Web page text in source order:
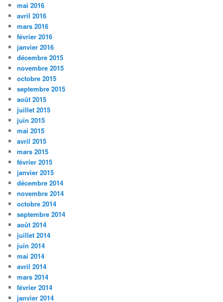
mai 2016
avril 2016
mars 2016
février 2016
janvier 2016
décembre 2015
novembre 2015
octobre 2015
septembre 2015
août 2015
juillet 2015
juin 2015
mai 2015
avril 2015
mars 2015
février 2015
janvier 2015
décembre 2014
novembre 2014
octobre 2014
septembre 2014
août 2014
juillet 2014
juin 2014
mai 2014
avril 2014
mars 2014
février 2014
janvier 2014